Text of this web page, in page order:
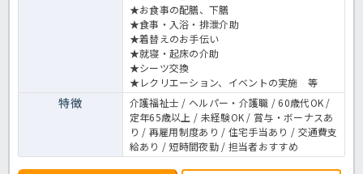
★お食事の配膳、下膳
★食事・入浴・排泄介助
★着替えのお手伝い
★就寝・起床の介助
★シーツ交換
★レクリエーション、イベントの実施 等
特徴
介護福祉士 / ヘルパー・介護職 / 60歳代OK /
定年65歳以上 / 未経験OK / 賞与・ボーナスあ
り / 再雇用制度あり / 住宅手当あり / 交通費支
給あり / 短時間夜勤 / 担当者おすすめ